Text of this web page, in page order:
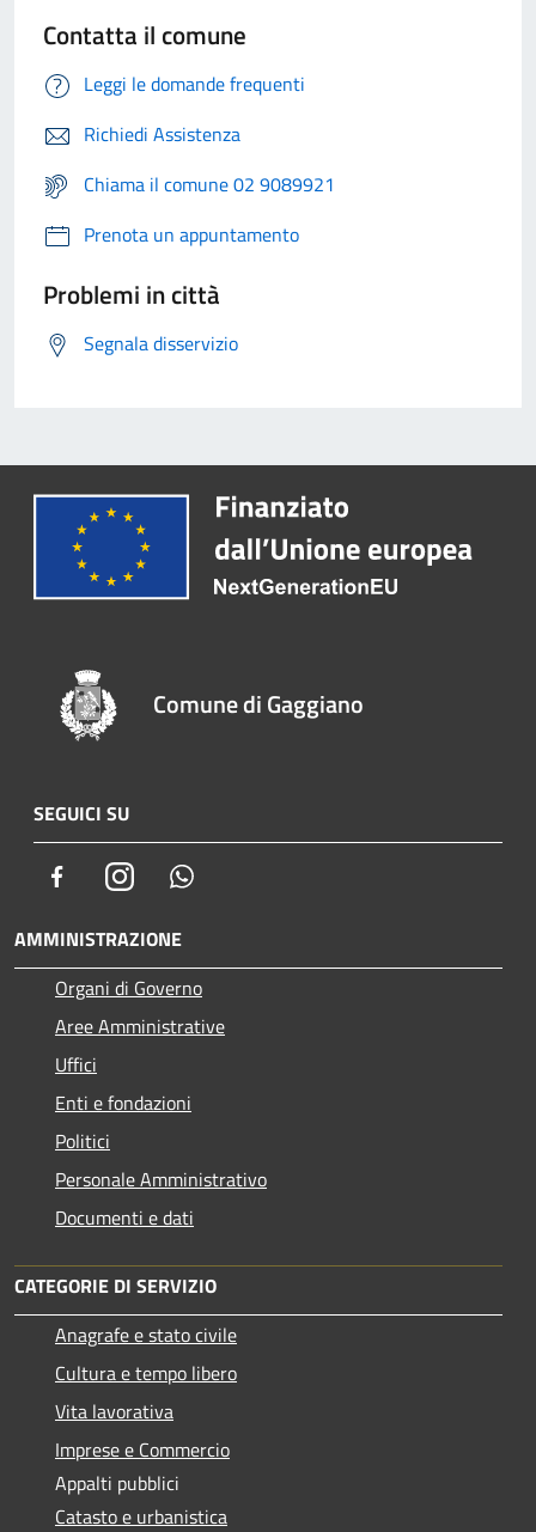
Contatta il comune
Leggi le domande frequenti
Richiedi Assistenza
Chiama il comune 02 9089921
Prenota un appuntamento
Problemi in città
Segnala disservizio
Comune di Gaggiano
SEGUICI SU
FacebookInstagram
AMMINISTRAZIONE
Organi di Governo
Aree Amministrative
Uffici
Enti e fondazioni
Politici
Personale Amministrativo
Documenti e dati
CATEGORIE DI SERVIZIO
Anagrafe e stato civile
Cultura e tempo libero
Vita lavorativa
Imprese e Commercio
Appalti pubblici
Catasto e urbanistica